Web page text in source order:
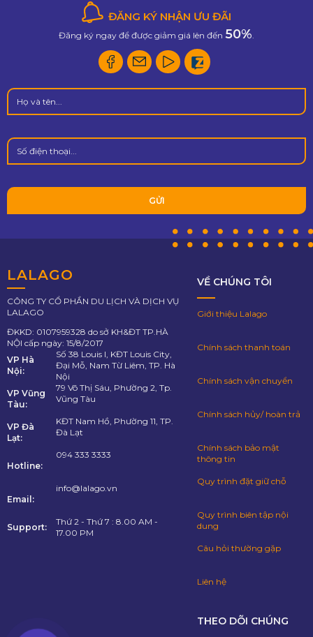
ĐĂNG KÝ NHẬN ƯU ĐÃI
Đăng ký ngay để được giảm giá lên đến 50%
LALAGO
CÔNG TY CỔ PHẦN DU LỊCH VÀ DỊCH VỤ
LALAGO
ĐKKD: 0107959328 do sở KH&ĐT TP.HÀ
NỘI cấp ngày: 15/8/2017
VP Hà
Nội:
Số 38 Louis I, KĐT Louis City,
Đại Mỗ, Nam Từ Liêm, TP. Hà
Nội
VP Vũng
Tàu:
79 Võ Thị Sáu, Phường 2, Tp.
Vũng Tàu
VP Đà
Lạt:
KĐT Nam Hồ, Phường 11, TP.
Đà Lạt
Hotline:
094 333 3333
Email:
info@lalago.vn
Support:
Thứ 2 - Thứ 7 : 8.00 AM -
17.00 PM
VỀ CHÚNG TÔI
Giới thiệu Lalago
Chính sách thanh toán
Chính sách vận chuyển
Chính sách hủy/ hoàn trả
Chính sách bảo mật
thông tin
Quy trình đặt giữ chỗ
Quy trình biên tập nội
dung
Câu hỏi thường gặp
Liên hệ
THEO DÕI CHÚNG